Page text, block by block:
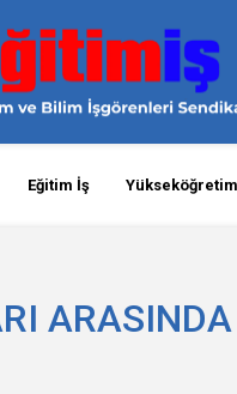
Eğitim İş Yükseköğretim